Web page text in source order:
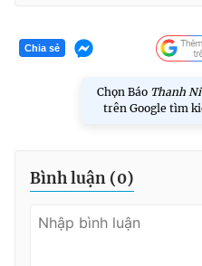
Chia sẻ
Chọn Báo Thanh
trên Google tìm
Bình luận (0)